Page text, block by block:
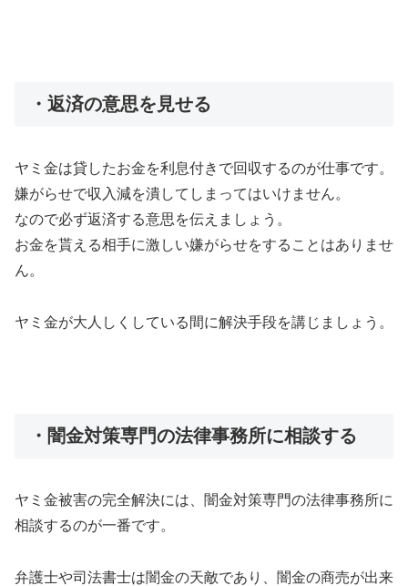
・返済の意思を見せる
ヤミ金は貸したお金を利息付きで回収するのが仕事です。
嫌がらせで収入減を潰してしまってはいけません。
なので必ず返済する意思を伝えましょう。
お金を貰える相手に激しい嫌がらせをすることはありませ
ん。
ヤミ金が大人しくしている間に解決手段を講じましょう。
・闇金対策専門の法律事務所に相談する
ヤミ金被害の完全解決には、闇金対策専門の法律事務所に
相談するのが一番です。
弁護士や司法書士は闇金の天敵であり、闇金の商売が出来